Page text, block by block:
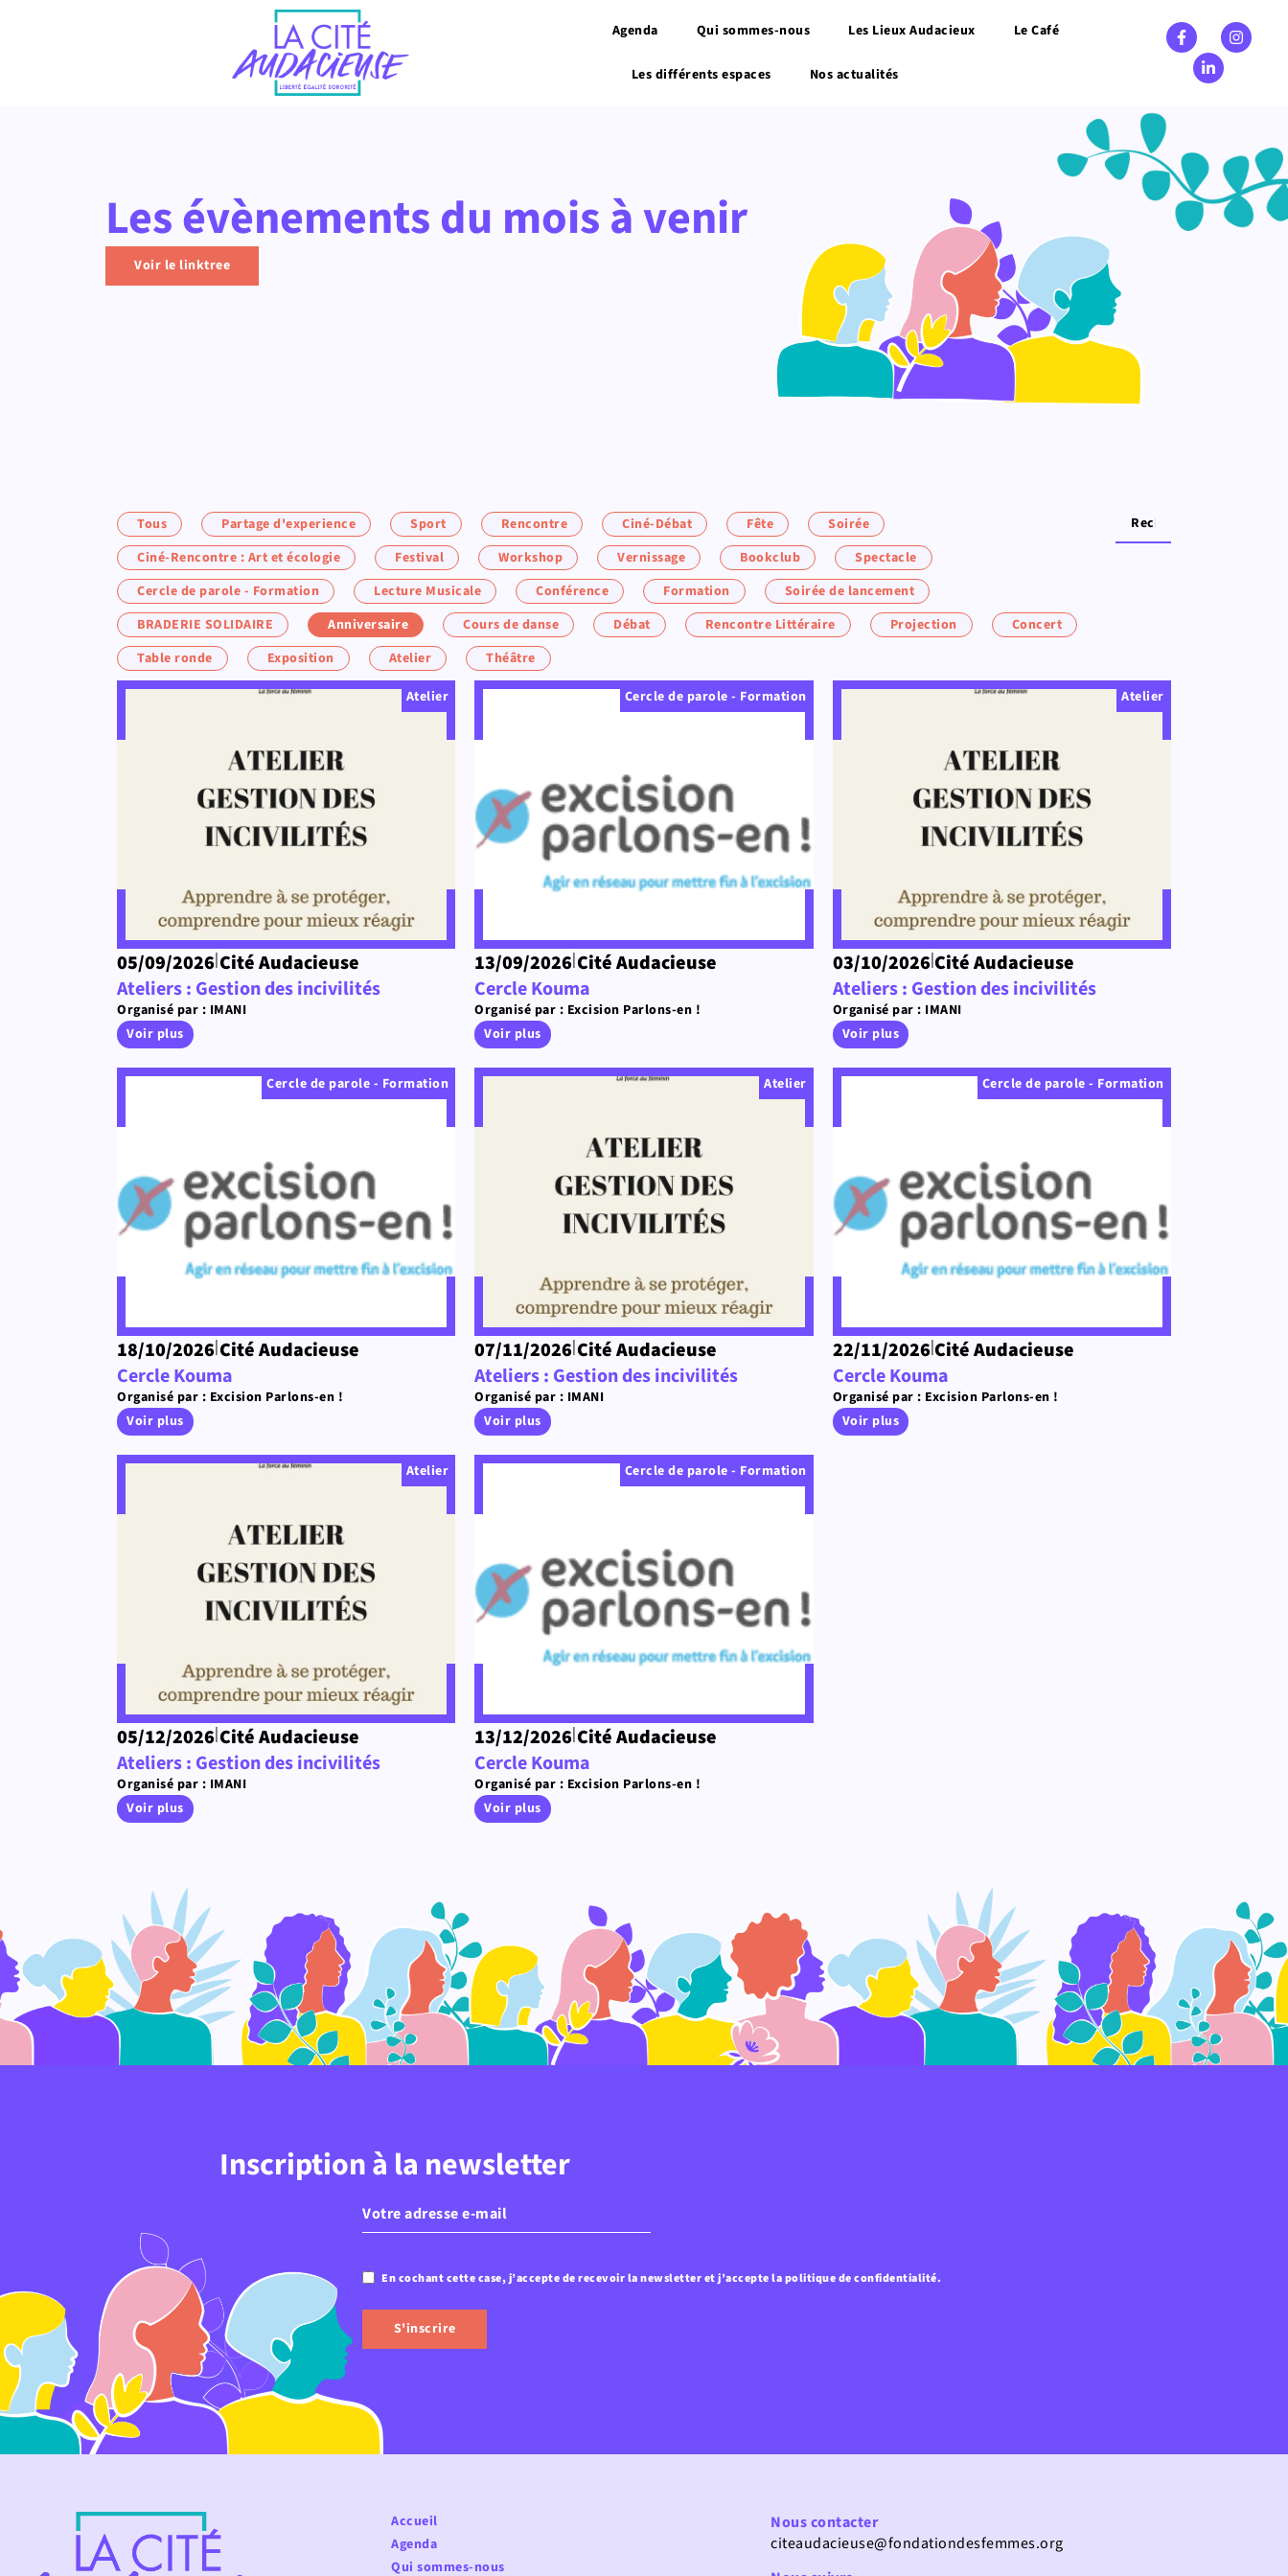
Agenda Qui sommes-nous Les Lieux Audacieux Le Café
Les différents espaces Nos actualités
Les évènements du mois à venir
Voir le linktree
Tous Partage d'experience Sport Rencontre Ciné-Débat Fête
Soirée
Ciné-Rencontre : Art et écologie
Festival Workshop Vernissage Bookclub
Spectacle
Cercle de parole - Formation
Lecture Musicale Conférence Formation
Soirée de lancement
BRADERIE SOLIDAIRE
Anniversaire Cours de danse Débat Rencontre Littéraire Projection
Concert
Table ronde
Exposition Atelier
Théâtre
Atelier
05/09/2026|Cité Audacieuse
Ateliers : Gestion des incivilités
Organisé par : IMANI
Voir plus
Cercle de parole - Formation
13/09/2026|Cité Audacieuse
Cercle Kouma
Organisé par : Excision Parlons-en !
Voir plus
Atelier
03/10/2026|Cité Audacieuse
Ateliers : Gestion des incivilités
Organisé par : IMANI
Voir plus
Cercle de parole - Formation
18/10/2026|Cité Audacieuse
Cercle Kouma
Organisé par : Excision Parlons-en !
Voir plus
Atelier
07/11/2026|Cité Audacieuse
Ateliers : Gestion des incivilités
Organisé par : IMANI
Voir plus
Cercle de parole - Formation
22/11/2026|Cité Audacieuse
Cercle Kouma
Organisé par : Excision Parlons-en !
Voir plus
Atelier
05/12/2026|Cité Audacieuse
Ateliers : Gestion des incivilités
Organisé par : IMANI
Voir plus
Cercle de parole - Formation
13/12/2026|Cité Audacieuse
Cercle Kouma
Organisé par : Excision Parlons-en !
Voir plus
Inscription à la newsletter
mail(Nécessaire)
Confidentialité(Nécessaire)
En cochant cette case, j’accepte de recevoir la newsletter et j’accepte la politique de confidentialité.
Accueil
Agenda
Qui sommes-nous
Nous contacter
citeaudacieuse@fondationdesfemmes.org